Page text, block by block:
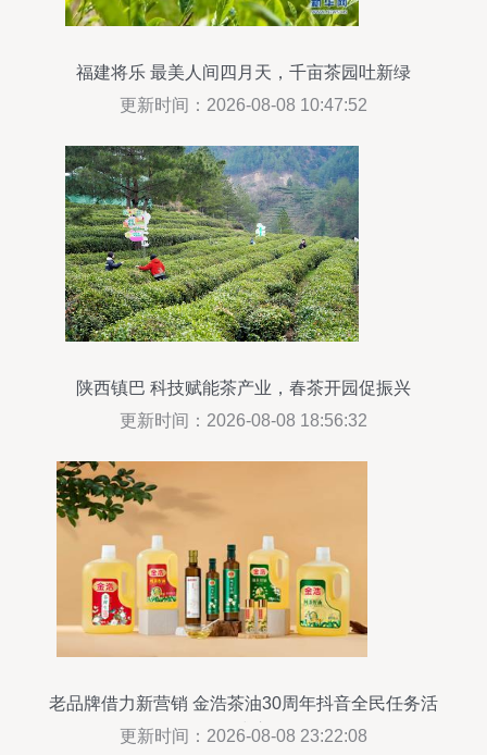
福建将乐 最美人间四月天，千亩茶园吐新绿
更新时间：2026-08-08 10:47:52
陕西镇巴 科技赋能茶产业，春茶开园促振兴
更新时间：2026-08-08 18:56:32
老品牌借力新营销 金浩茶油30周年抖音全民任务活
动正式启动
更新时间：2026-08-08 23:22:08